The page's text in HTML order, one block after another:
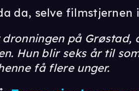
da, selve filmstjernen
dronningen på
Hun blir seks år til
få flere unger.